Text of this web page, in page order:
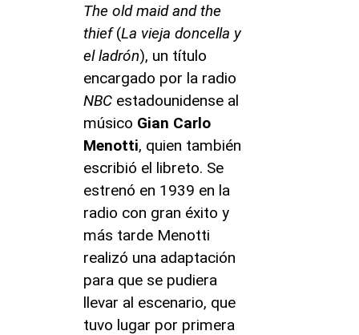
The old maid and the
thief(La vieja doncella y
el ladrón), un título
encargado por la radio
NBC estadounidense al
músico Gian Carlo
Menotti, quien también
escribió el libreto. Se
estrenó en 1939 en la
radio con gran éxito y
más tarde Menotti
realizó una adaptación
para que se pudiera
llevar al escenario, que
tuvo lugar por primera